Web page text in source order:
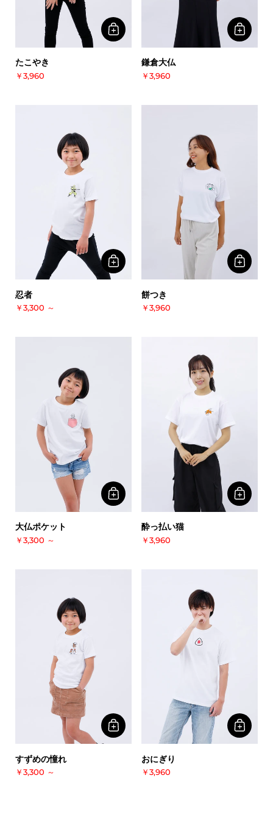
たこやき
￥3,960
鎌倉大仏
￥3,960
忍者
￥3,300 ～
餅つき
￥3,960
大仏ポケット
￥3,300 ～
酔っ払い猫
￥3,960
すずめの憧れ
￥3,300 ～
おにぎり
￥3,960